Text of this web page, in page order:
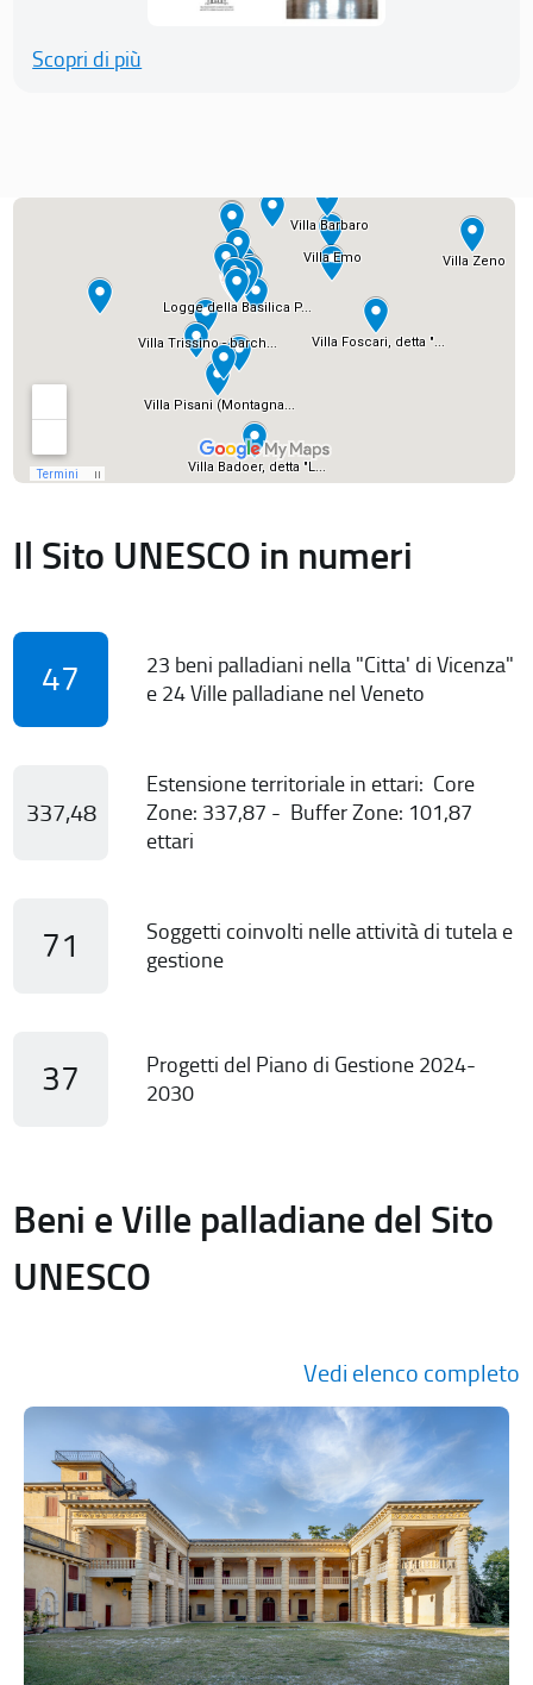
Scopri di più
Il Sito UNESCO in numeri
47
23 beni palladiani nella "Citta' di Vicenza"
e 24 Ville palladiane nel Veneto
337,48
Estensione territoriale in ettari: Core
Zone: 337,87 - Buffer Zone: 101,87
ettari
71
Soggetti coinvolti nelle attività di tutela e
gestione
37
Progetti del Piano di Gestione 2024-
2030
Beni e Ville palladiane del Sito
UNESCO
Vedi elenco completo